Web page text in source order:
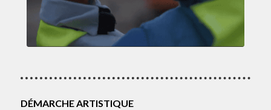
DÉMARCHE ARTISTIQUE